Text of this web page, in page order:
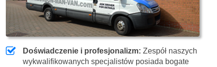
Doświadczenie i profesjonalizm: Zespół naszych
wykwalifikowanych specjalistów posiada bogate